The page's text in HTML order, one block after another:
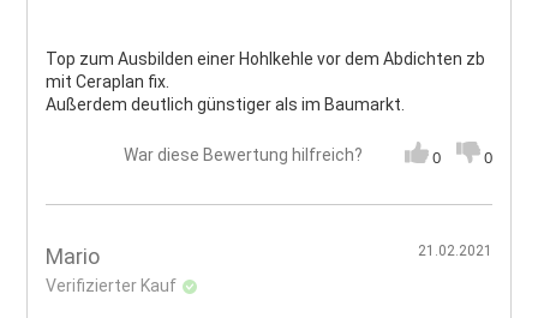
Top zum Ausbilden einer Hohlkehle vor dem Abdichten zb
mit Ceraplan fix.
Außerdem deutlich günstiger als im Baumarkt.
War diese Bewertung hilfreich? 0 0
Mario
Verifizierter Kauf
21.02.2021